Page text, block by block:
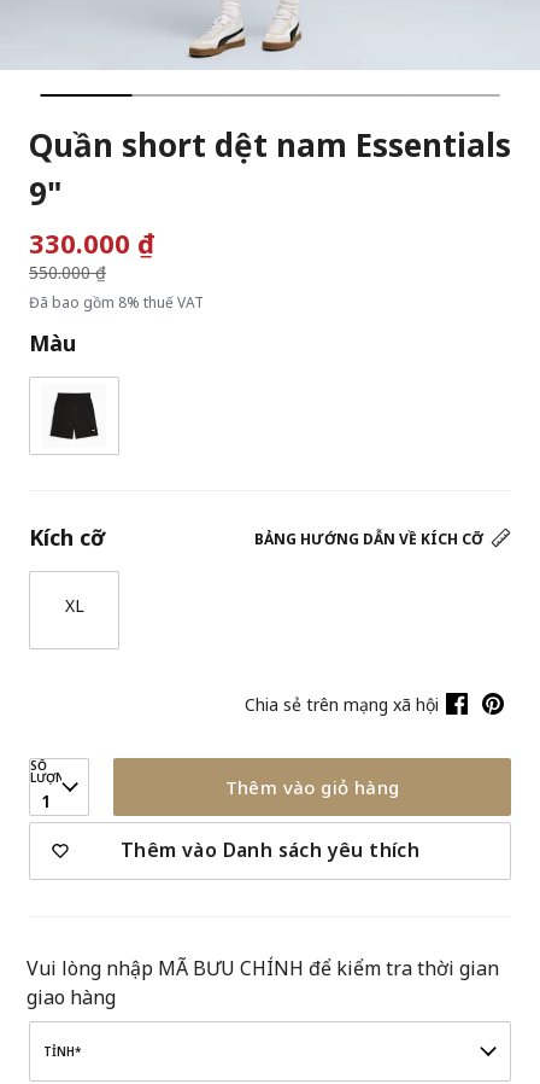
Quần short dệt nam Essentials
9"
330.000 ₫Giá giảm từ
550.000 ₫
đến
Đã bao gồm 8% thuế VAT
Màu
BẢNG HƯỚNG DẪN VỀ KÍCH CỠ
Kích cỡ
XL
Chia sẻ trên mạng xã hội
SỐ
LƯỢNG
1
Thêm vào giỏ hàng
Thêm vào Danh sách yêu thích
Vui lòng nhập MÃ BƯU CHÍNH để kiểm tra thời gian
giao hàng
TỈNH*